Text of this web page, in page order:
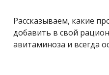
Рассказываем, какие
добавить в свой
авитаминоза и всегда